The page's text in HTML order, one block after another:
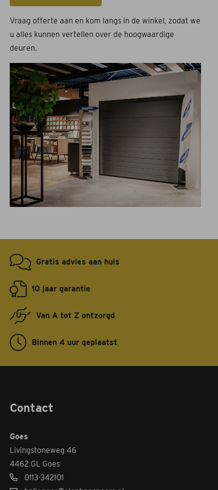
Vraag offerte aan en kom langs in de winkel, zodat we
u alles kunnen vertellen over de hoogwaardige
deuren.
Gratis advies aan huis
10 jaar garantie
Van A tot Z ontzorgd
Binnen 4 uur geplaatst
Contact
Goes
Livingstoneweg 46
4462 GL Goes
0113-342101